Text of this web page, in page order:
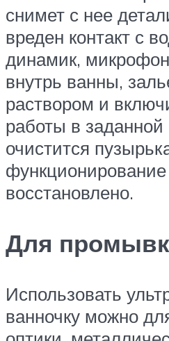
снимет с нее
вреден контакт с
динамик,
внутрь ванны,
раствором и
работы в заданной
очистится
восстановлено.
Для
Использовать
ванночку можно